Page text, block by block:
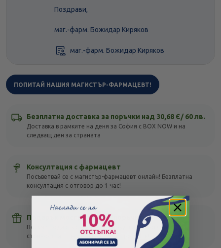
Поздрави,
маг.-фарм. Божидар Киряков
маг.-фарм. Божидар Киряков
ПОПИТАЙ НАШИЯ МАГИСТЪР-ФАРМАЦЕВТ!
Безплатна доставка за поръчки над 30,68 Є/ 60 лв.
Доставка в рамките на деня за София с BOX NOW и на
следващ ден за страната
Консултация с фармацевт
Посъветвай се с магистър-фармацевт онлайн! Безплатна
консултация с отговор до 1 час!
Подарък мостра с всяка поръчка
Получи подарък с всяка своя покупка, без оглед на
стойността – тествай различни продукти!